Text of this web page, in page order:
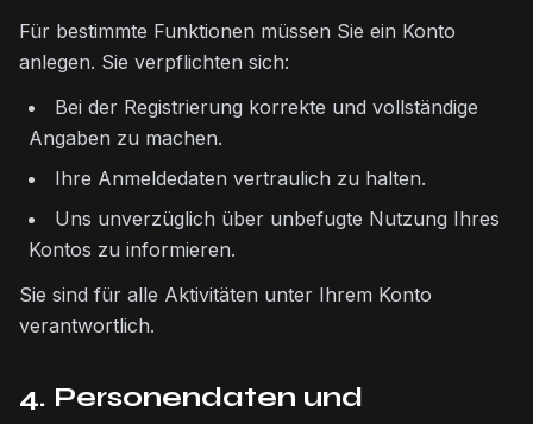
Für bestimmte Funktionen müssen Sie ein Konto
anlegen. Sie verpflichten sich:
Bei der Registrierung korrekte und vollständige
Angaben zu machen.
Ihre Anmeldedaten vertraulich zu halten.
Uns unverzüglich über unbefugte Nutzung Ihres
Kontos zu informieren.
Sie sind für alle Aktivitäten unter Ihrem Konto
verantwortlich.
4. Personendaten und